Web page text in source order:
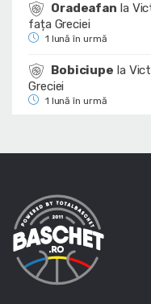
Oradeafan la
fața Greciei
1 lună în urmă
Bobiciupe la
Greciei
1 lună în urmă